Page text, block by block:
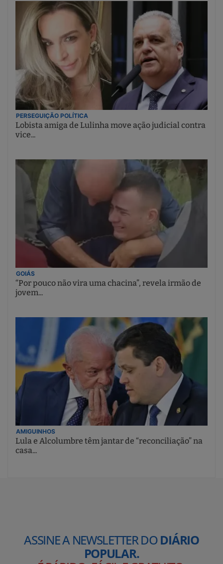
PERSEGUIÇÃO POLÍTICA
Lobista amiga de Lulinha move ação judicial contra
vice...
GOIÁS
“Por pouco não vira uma chacina”, revela irmão de
jovem...
AMIGUINHOS
Lula e Alcolumbre têm jantar de “reconciliação” na
casa...
ASSINE A NEWSLETTER DODIÁRIO
POPULAR.